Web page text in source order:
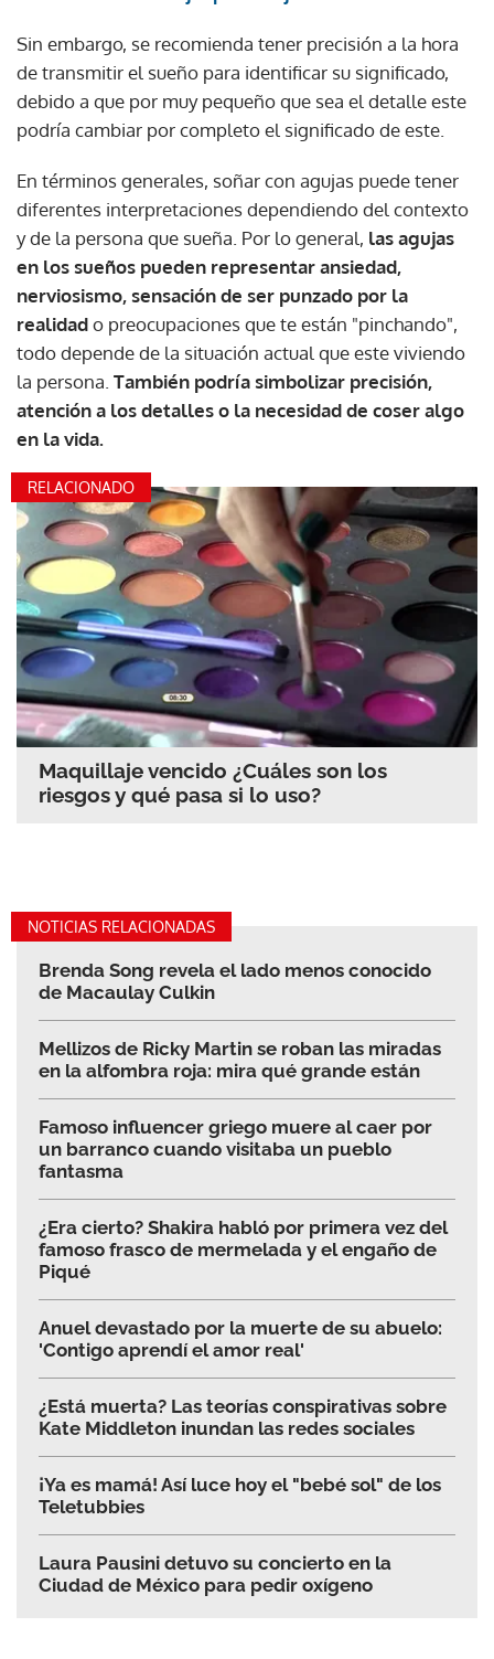
Sin embargo, se recomienda tener precisión a la hora
de transmitir el sueño para identificar su significado,
debido a que por muy pequeño que sea el detalle este
podría cambiar por completo el significado de este.
En términos generales, soñar con agujas puede tener
diferentes interpretaciones dependiendo del contexto
y de la persona que sueña. Por lo general, las agujas
en los sueños pueden representar ansiedad,
nerviosismo, sensación de ser punzado por la
realidado preocupaciones que te están "pinchando",
todo depende de la situación actual que este viviendo
la persona.También podría simbolizar precisión,
atención a los detalles o la necesidad de coser algo
en la vida.
RELACIONADO
Maquillaje vencido ¿Cuáles son los
riesgos y qué pasa si lo uso?
NOTICIAS RELACIONADAS
Brenda Song revela el lado menos conocido
de Macaulay Culkin
Mellizos de Ricky Martin se roban las miradas
en la alfombra roja: mira qué grande están
Famoso influencer griego muere al caer por
un barranco cuando visitaba un pueblo
fantasma
¿Era cierto? Shakira habló por primera vez del
famoso frasco de mermelada y el engaño de
Piqué
Anuel devastado por la muerte de su abuelo:
'Contigo aprendí el amor real'
¿Está muerta? Las teorías conspirativas sobre
Kate Middleton inundan las redes sociales
¡Ya es mamá! Así luce hoy el "bebé sol" de los
Teletubbies
Laura Pausini detuvo su concierto en la
Ciudad de México para pedir oxígeno